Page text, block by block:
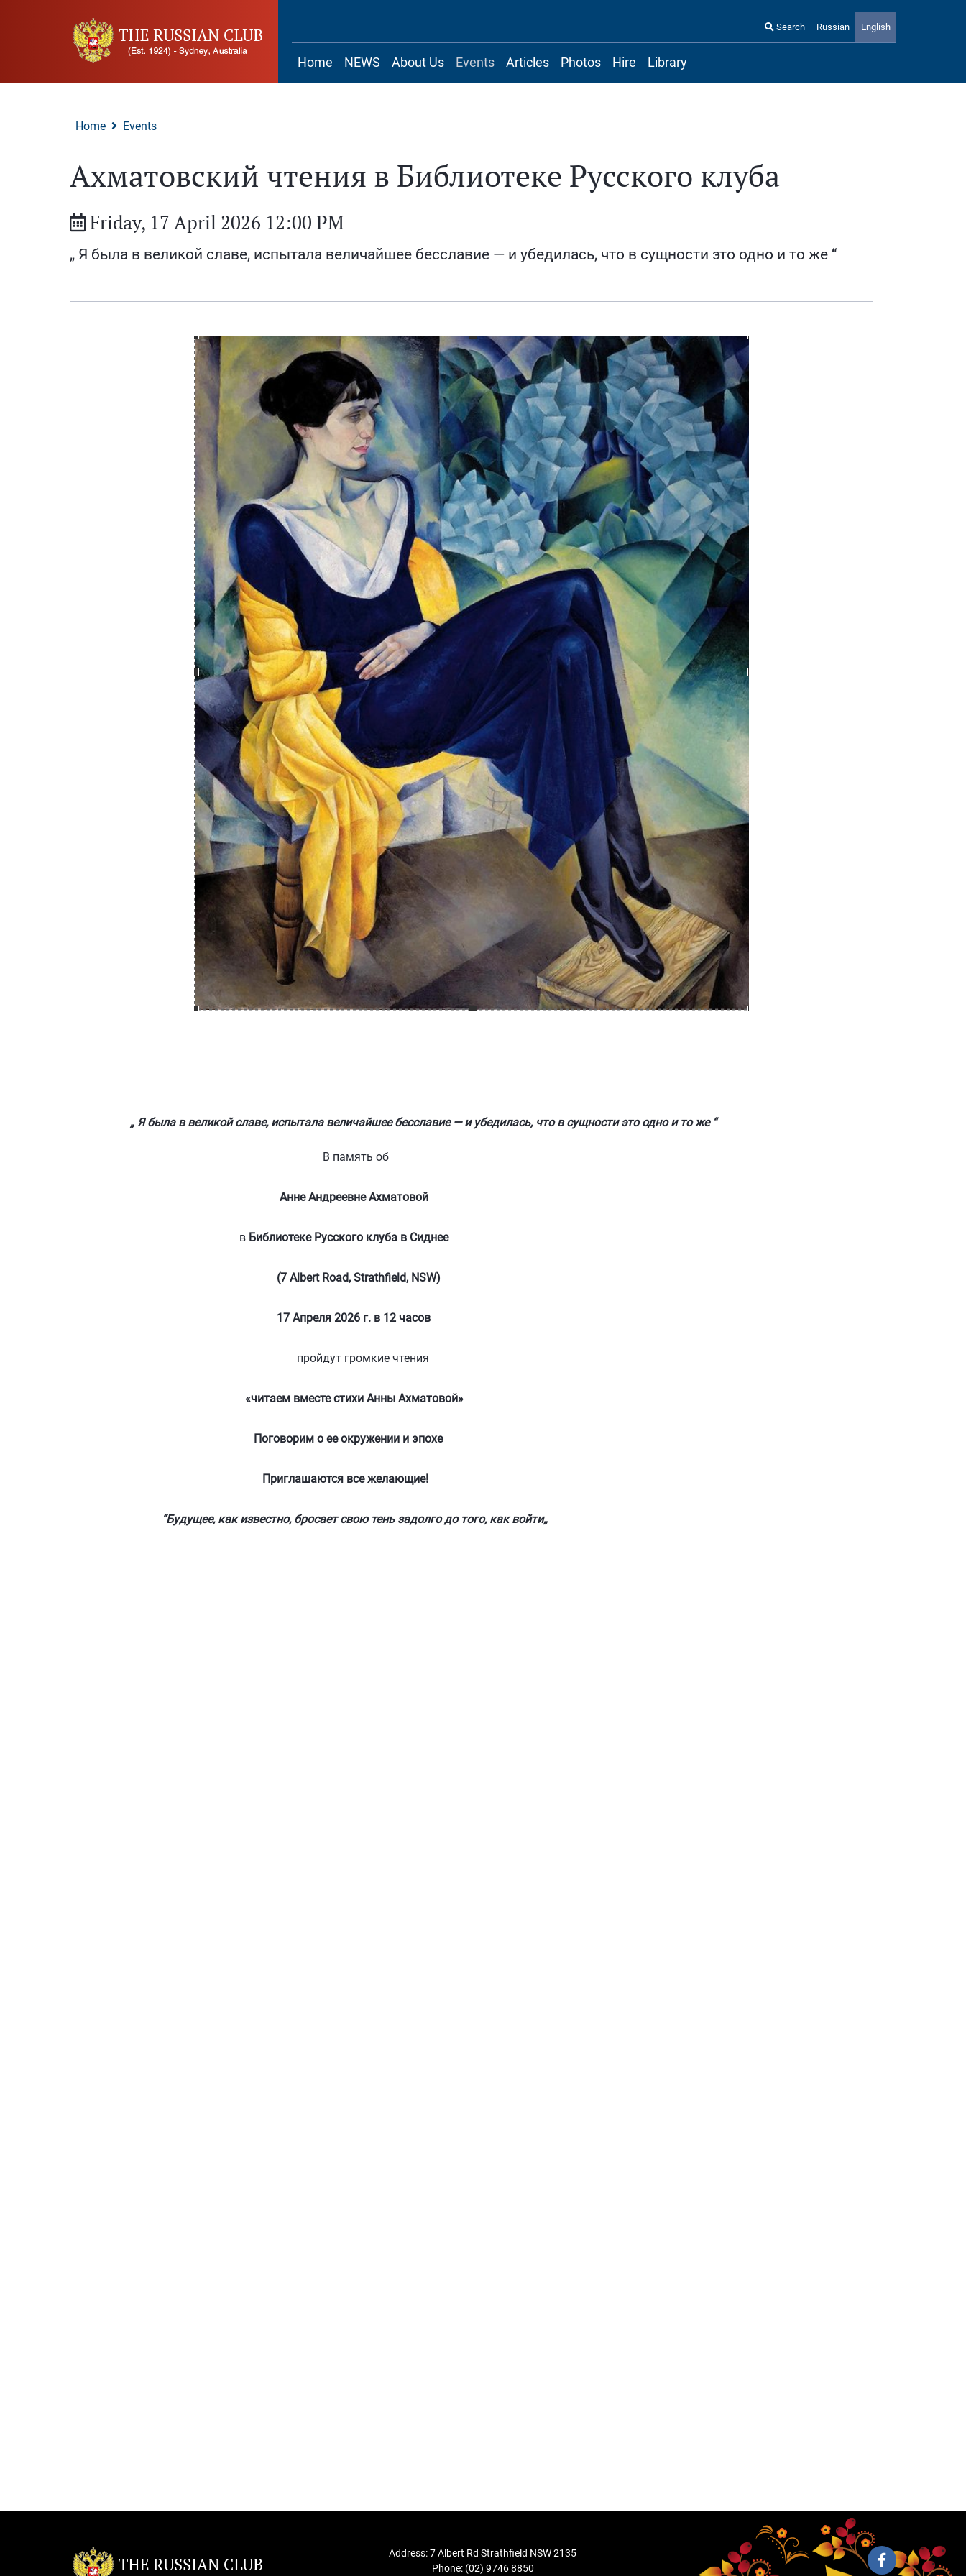
Поиск
на
сайте
Search Russian English
Home NEWS About Us Events Articles Photos Hire Library
Home Events
Ахматовский чтения в Библиотеке Русского клуба
Friday, 17 April 2026 12:00 PM
„ Я была в великой славе, испытала величайшее бесславие — и убедилась, что в сущности это одно и то же “
„ Я была в великой славе, испытала величайшее бесславие — и убедилась, что в сущности это одно и то же “
В память об
Анне Андреевне Ахматовой
в Библиотеке Русского клуба в Сиднее
(7 Albert Road, Strathfield, NSW)
17 Апреля 2026 г. в 12 часов
пройдут громкие чтения
«читаем вместе стихи Анны Ахматовой»
Поговорим о ее окружении и эпохе
Приглашаются все желающие!
“Будущее, как известно, бросает свою тень задолго до того, как войти„
Address: 7 Albert Rd Strathfield NSW 2135
Phone: (02) 9746 8850